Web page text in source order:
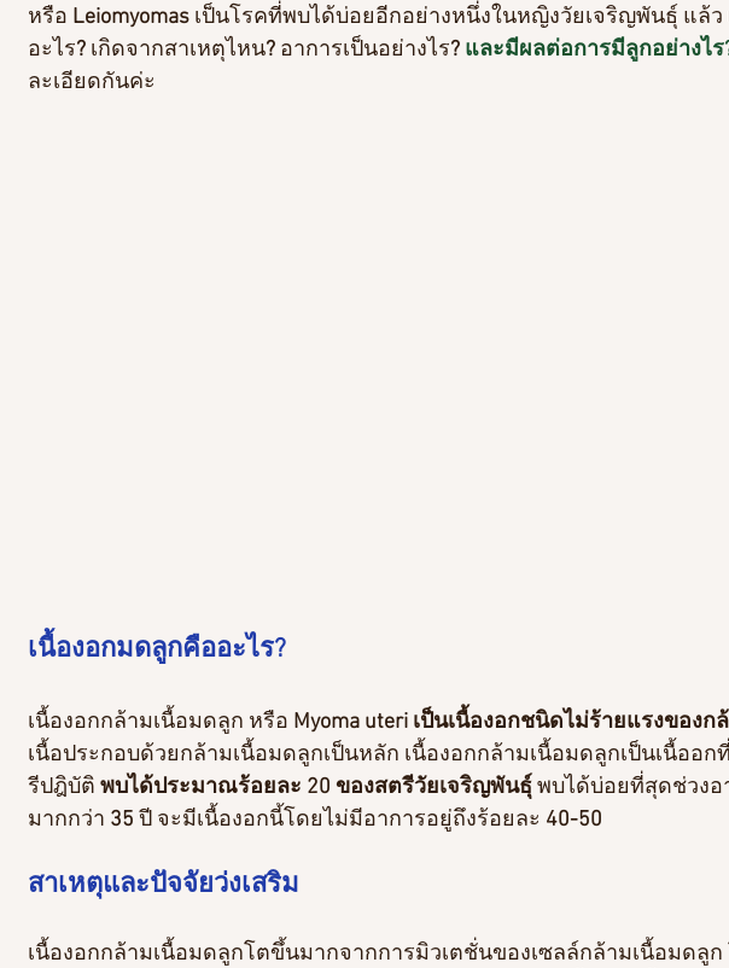
หรือ Leiomyomas เป็นโรคที่พบได้บ่อยอีกอย่างหนึ่งในหญิงวัยเจริญพันธุ์ แล้ว
อะไร? เกิดจากสาเหตุไหน? อาการเป็นอย่างไร? และมีผลต่อการมีลูกอย่างไร
ละเอียดกันค่ะ
เนื้องอกมดลูกคืออะไร?
เนื้องอกกล้ามเนื้อมดลูก หรือ Myoma uteri เป็นเนื้องอกชนิดไม่ร้ายแรงของก
เนื้อประกอบด้วยกล้ามเนื้อมดลูกเป็นหลัก เนื้องอกกล้ามเนื้อมดลูกเป็นเนื้ออ
รีปฎิบัติ พบได้ประมาณร้อยละ 20 ของสตรีวัยเจริญพันธุ์ พบได้บ่อยที่สุดช่วงอ
มากกว่า 35 ปี จะมีเนื้องอกนี้โดยไม่มีอาการอยู่ถึงร้อยละ 40-50
สาเหตุและปัจจัยว่งเสริม
เนื้องอกกล้ามเนื้อมดลูกโตขึ้นมากจากการมิวเตชั่นของเซลล์กล้ามเนื้อมดลูก